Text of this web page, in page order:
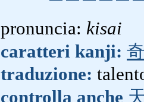
pronuncia: kisai
caratteri kanji:
traduzione:
controlla anche